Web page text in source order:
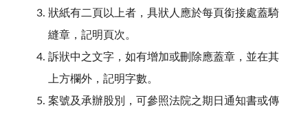
狀紙有二頁以上者，具狀人應於每頁銜接處蓋騎
縫章，記明頁次。
訴狀中之文字，如有增加或刪除應蓋章，並在其
上方欄外，記明字數。
案號及承辦股別，可參照法院之期日通知書或傳